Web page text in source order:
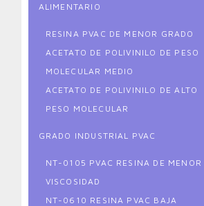
ALIMENTARIO
RESINA PVAC DE MENOR GRADO
ACETATO DE POLIVINILO DE PESO
MOLECULAR MEDIO
ACETATO DE POLIVINILO DE ALTO
PESO MOLECULAR
GRADO INDUSTRIAL PVAC
NT-0105 PVAC RESINA DE MENOR
VISCOSIDAD
NT-0610 RESINA PVAC BAJA